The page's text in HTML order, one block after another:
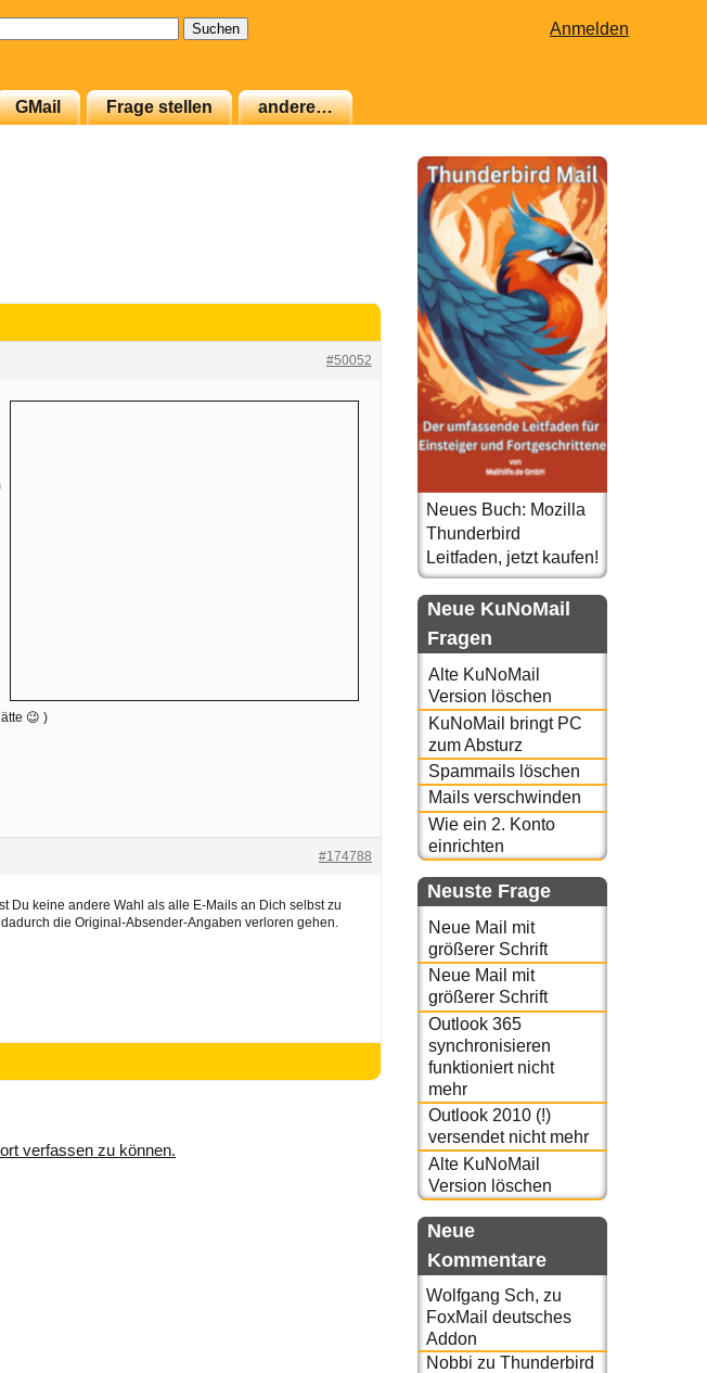
Anmelden
GMail Frage stellen andere…
#50052
😉 )
#174788
Du keine andere Wahl als alle E-Mails an Dich selbst zu
die Original-Absender-Angaben verloren gehen.
verfassen zu können.
Neues Buch: Mozilla
Thunderbird
Leitfaden, jetzt kaufen!
Neue KuNoMail
Fragen
Alte KuNoMail
Version löschen
KuNoMail bringt PC
zum Absturz
Spammails löschen
Mails verschwinden
Wie ein 2. Konto
einrichten
Neuste Frage
Neue Mail mit
größerer Schrift
Neue Mail mit
größerer Schrift
Outlook 365
synchronisieren
funktioniert nicht
mehr
Outlook 2010 (!)
versendet nicht mehr
Alte KuNoMail
Version löschen
Neue
Kommentare
Wolfgang Sch, zu
FoxMail deutsches
Addon
Nobbi zu Thunderbird